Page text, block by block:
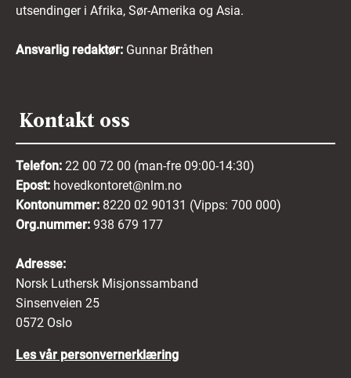
utsendinger i Afrika, Sør-Amerika og Asia.
Ansvarlig redaktør: Gunnar Bråthen
Kontakt oss
Telefon: 22 00 72 00 (man-fre 09:00-14:30)
Epost: hovedkontoret@nlm.no
Kontonummer: 8220 02 90131 (Vipps: 700 000)
Org.nummer: 938 679 177
Adresse:
Norsk Luthersk Misjonssamband
Sinsenveien 25
0572 Oslo
Les vår personvernerklæring